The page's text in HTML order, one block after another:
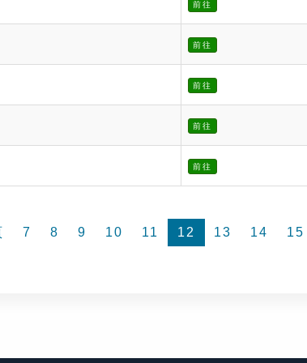
前往
前往
前往
前往
前往
7 8 9 10 11 12 13 14 15